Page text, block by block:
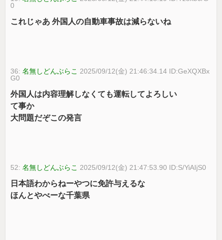
0
これじゃあ 外国人の自動車事故は減らないね
36:名無しどんぶらこ 2025/09/12(金) 21:46:34.14 ID:GeXQXBx
G0
外国人は内容理解しなくても運転してよろしい
て事か
大問題だぞこの発言
52:名無しどんぶらこ 2025/09/12(金) 21:47:53.90 ID:S/YiAIjS0
日本語わからねーやつに免許与えるな
ほんとやべーな千葉県